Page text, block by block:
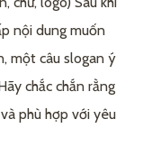
nội dung muốn
một câu slogan ý
chắc chắn rằng
phù hợp với yêu